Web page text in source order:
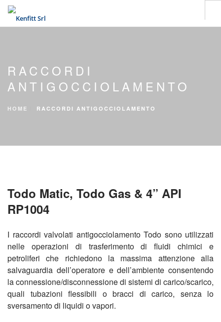
PRODOTTI
SETTORI
UTILITY
RACCORDI
ANTIGOCCIOLAMENTO
HOME RACCORDI ANTIGOCCIOLAMENTO
Todo Matic, Todo Gas & 4” API
RP1004
I raccordi valvolati antigocciolamento Todo sono utilizzati
nelle operazioni di trasferimento di fluidi chimici e
petroliferi che richiedono la massima attenzione alla
salvaguardia dell’operatore e dell’ambiente consentendo
la connessione/disconnessione di sistemi di carico/scarico,
quali tubazioni flessibili o bracci di carico, senza lo
sversamento di liquidi o vapori.